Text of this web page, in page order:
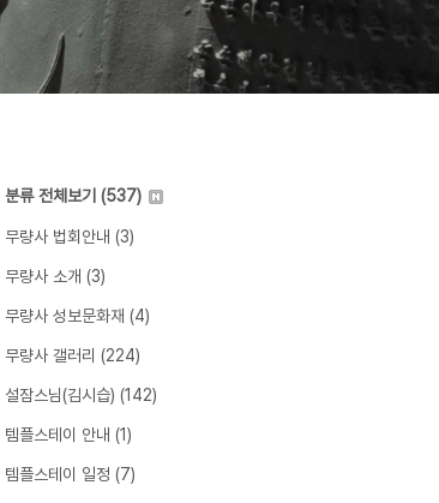
분류 전체보기 (537)
무량사 법회안내 (3)
무량사 소개 (3)
무량사 성보문화재 (4)
무량사 갤러리 (224)
설잠스님(김시습) (142)
템플스테이 안내 (1)
템플스테이 일정 (7)